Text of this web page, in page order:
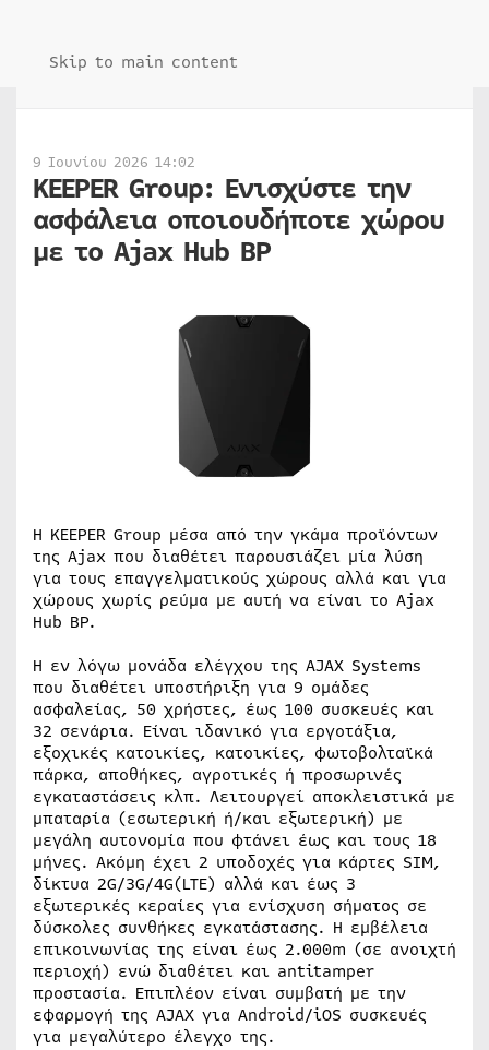
Skip to main content
9 Ιουνίου 2026 14:02
KEEPER Group: Ενισχύστε την
ασφάλεια οποιουδήποτε χώρου
με το Ajax Hub BP
Η KEEPER Group μέσα από την γκάμα προϊόντων
της Ajax που διαθέτει παρουσιάζει μία λύση
για τους επαγγελματικούς χώρους αλλά και για
χώρους χωρίς ρεύμα με αυτή να είναι το Ajax
Hub BP.
Η εν λόγω μονάδα ελέγχου της AJAX Systems
που διαθέτει υποστήριξη για 9 ομάδες
ασφαλείας, 50 χρήστες, έως 100 συσκευές και
32 σενάρια. Είναι ιδανικό για εργοτάξια,
εξοχικές κατοικίες, κατοικίες, φωτοβολταϊκά
πάρκα, αποθήκες, αγροτικές ή προσωρινές
εγκαταστάσεις κλπ. Λειτουργεί αποκλειστικά με
μπαταρία (εσωτερική ή/και εξωτερική) με
μεγάλη αυτονομία που φτάνει έως και τους 18
μήνες. Ακόμη έχει 2 υποδοχές για κάρτες SIM,
δίκτυα 2G/3G/4G(LTE) αλλά και έως 3
εξωτερικές κεραίες για ενίσχυση σήματος σε
δύσκολες συνθήκες εγκατάστασης. Η εμβέλεια
επικοινωνίας της είναι έως 2.000m (σε ανοιχτή
περιοχή) ενώ διαθέτει και antitamper
προστασία. Επιπλέον είναι συμβατή με την
εφαρμογή της AJAX για Android/iOS συσκευές
για μεγαλύτερο έλεγχο της.